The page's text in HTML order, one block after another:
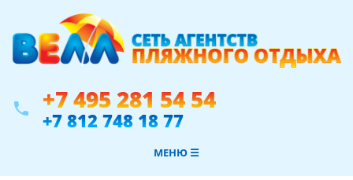
phone +7 495 281 54 54
+7 812 748 18 77
МЕНЮ ☰